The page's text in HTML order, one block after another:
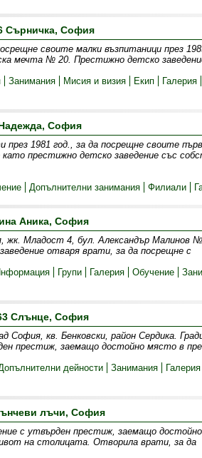
Сърничка, София
своите малки възпитаници през
мечта № 20. Престижно детско
Занимания Мисия и визия Екип Галерия
София
1981 год., за да посрещне своите
престижно детско заведение със
Допълнителни занимания Филиали
Аника, София
жк. Младост 4, бул. Александър Малинов
отваря врати, за да посрещне с
Групи Галерия Обучение
Слънце, София
София, кв. Бенковски, район Сердика.
престиж, заемащо достойно място в
дейности Занимания Галерия
лъчи, София
с утвърден престиж, заемащо достойно
на столицата. Отворила врати, за да